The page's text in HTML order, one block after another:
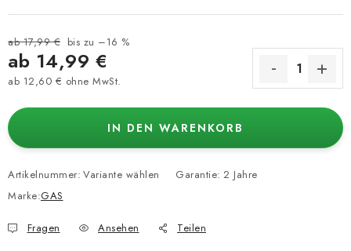
ab 17,99 € bis zu –16 %
ab 14,99 €
ab 12,60 € ohne MwSt.
IN DEN WARENKORB
Artikelnummer: Variante wählen
Marke:GAS
Garantie: 2 Jahre
Fragen Ansehen Teilen